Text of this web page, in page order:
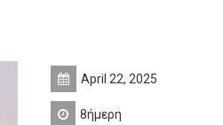
April 22, 2025
8ήμερη